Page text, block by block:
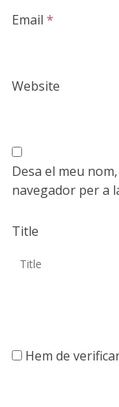
Email *
Website
Desa el meu
navegador per a
Title
Hem de